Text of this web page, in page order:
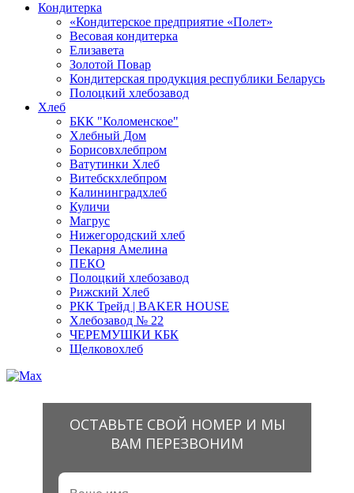
Кондитерка
«Кондитерское предприятие «Полет»
Весовая кондитерка
Елизавета
Золотой Повар
Кондитерская продукция республики Беларусь
Полоцкий хлебозавод
Хлеб
БКК "Коломенское"
Хлебный Дом
Борисовхлебпром
Ватутинки Хлеб
Витебскхлебпром
Калининградхлеб
Куличи
Магрус
Нижегородский хлеб
Пекарня Амелина
ПЕКО
Полоцкий хлебозавод
Рижский Хлеб
РКК Трейд | BAKER HOUSE
Хлебозавод № 22
ЧЕРЕМУШКИ КБК
Щелковохлеб
ОСТАВЬТЕ СВОЙ НОМЕР И МЫ
ВАМ ПЕРЕЗВОНИМ